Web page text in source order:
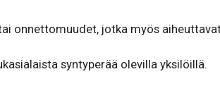
onnettomuudet, jotka myös
syntyperää olevilla yksilöillä.